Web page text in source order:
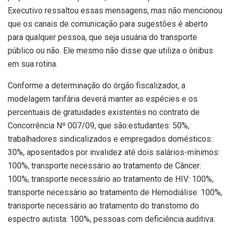
Executivo ressaltou essas mensagens, mas não mencionou
que os canais de comunicação para sugestões é aberto
para qualquer pessoa, que seja usuária do transporte
público ou não. Ele mesmo não disse que utiliza o ônibus
em sua rotina.
Conforme a determinação do órgão fiscalizador, a
modelagem tarifária deverá manter as espécies e os
percentuais de gratuidades existentes no contrato de
Concorrência Nº 007/09, que são:estudantes: 50%,
trabalhadores sindicalizados e empregados domésticos:
30%, aposentados por invalidez até dois salários-mínimos:
100%, transporte necessário ao tratamento de Câncer:
100%, transporte necessário ao tratamento de HIV: 100%,
transporte necessário ao tratamento de Hemodiálise: 100%,
transporte necessário ao tratamento do transtorno do
espectro autista: 100%, pessoas com deficiência auditiva: